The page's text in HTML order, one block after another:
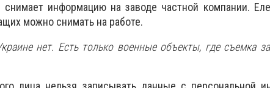
информацию на заводе частной компании.
можно снимать на работе.
нет. Есть только военные объекты, где съемка